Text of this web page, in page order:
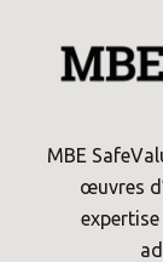
MBE
œuvres